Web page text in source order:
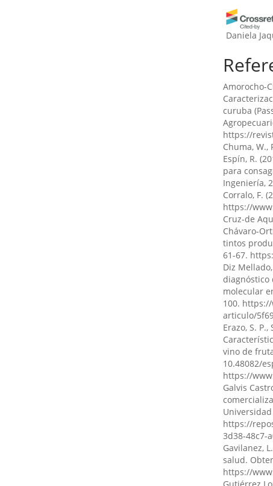
Daniela
(2024)
pesqueros.
10.55813/
Javier
Alfredo
cambio
82.
10.55813/
Javier
Educación
2(3), 1.
10.63618/
Santiago
Carlos
Ganadería
zonas
10.55813/
Amorocho-
curuba
https://
Chuma, W.,
Espín, R.
para
Ingeniería,
Corralo, F.
https://
Cruz-de
Chávaro-
tintos
61-67.
Diz
diagnóstico
molecular
100.
articulo/
Erazo, S.
vino de
10.48082/
https://
Galvis
https://
3d38-48c7-
Gavilanez,
salud.
https://